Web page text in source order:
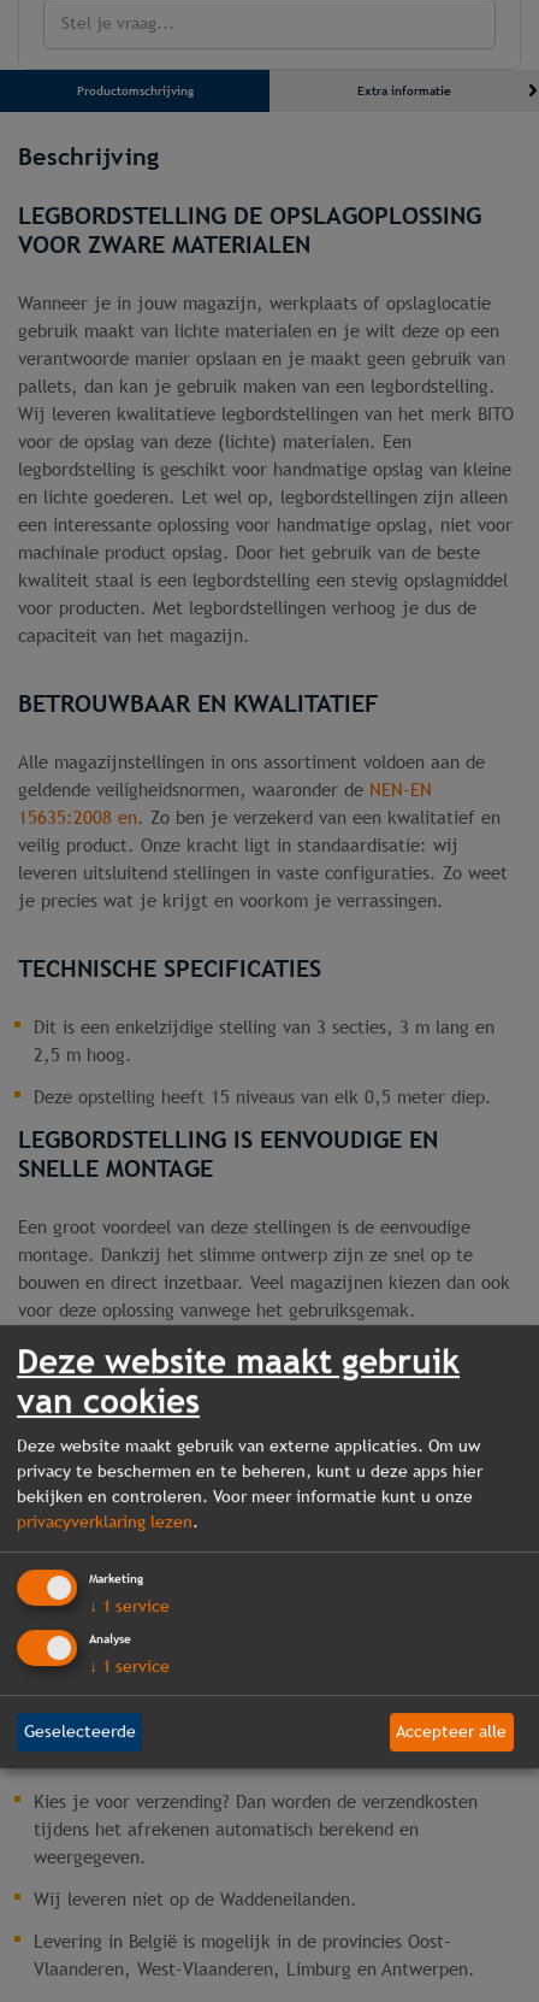
Stel je vraag...
Productomschrijving Extra informatie
Beschrijving
LEGBORDSTELLING DE OPSLAGOPLOSSING
VOOR ZWARE MATERIALEN
Wanneer je in jouw magazijn, werkplaats of opslaglocatie
gebruik maakt van lichte materialen en je wilt deze op een
verantwoorde manier opslaan en je maakt geen gebruik van
pallets, dan kan je gebruik maken van een legbordstelling.
Wij leveren kwalitatieve legbordstellingen van het merk BITO
voor de opslag van deze (lichte) materialen. Een
legbordstelling is geschikt voor handmatige opslag van kleine
en lichte goederen. Let wel op, legbordstellingen zijn alleen
een interessante oplossing voor handmatige opslag, niet voor
machinale product opslag. Door het gebruik van de beste
kwaliteit staal is een legbordstelling een stevig opslagmiddel
voor producten. Met legbordstellingen verhoog je dus de
capaciteit van het magazijn.
BETROUWBAAR EN KWALITATIEF
Alle magazijnstellingen in ons assortiment voldoen aan de
geldende veiligheidsnormen, waaronder de NEN-EN
15635:2008 en. Zo ben je verzekerd van een kwalitatief en
veilig product. Onze kracht ligt in standaardisatie: wij
leveren uitsluitend stellingen in vaste configuraties. Zo weet
je precies wat je krijgt en voorkom je verrassingen.
TECHNISCHE SPECIFICATIES
Dit is een enkelzijdige stelling van 3 secties, 3 m lang en
2,5 m hoog.
Deze opstelling heeft 15 niveaus van elk 0,5 meter diep.
LEGBORDSTELLING IS EENVOUDIGE EN
SNELLE MONTAGE
Een groot voordeel van deze stellingen is de eenvoudige
montage. Dankzij het slimme ontwerp zijn ze snel op te
bouwen en direct inzetbaar. Veel magazijnen kiezen dan ook
voor deze oplossing vanwege het gebruiksgemak.
DIRECT UIT VOORRAAD LEVERBAAR
Vanwege onze grote voorraad zijn bijna alle
webshopartikelen direct uit voorraad leverbaar. Bepaal zelf in
het bestelproces het aflevermoment.
ONTDEK BIJPASSENDE LEGBORDSTELLING
ACCESSOIRES
Bekijk ook onze andere
magazijninrichting
VERZENDKOSTEN
Kies je voor verzending? Dan worden de verzendkosten
tijdens het afrekenen automatisch berekend en
weergegeven.
Wij leveren niet op de Waddeneilanden.
Levering in België is mogelijk in de provincies Oost-
Vlaanderen, West-Vlaanderen, Limburg en Antwerpen.
Deze website maakt gebruik
van cookies
Deze website maakt gebruik van externe applicaties. Om uw
privacy te beschermen en te beheren, kunt u deze apps hier
bekijken en controleren. Voor meer informatie kunt u onze
privacyverklaring lezen.
Marketing
↓ 1 service
Analyse
↓ 1 service
Geselecteerde Accepteer alle